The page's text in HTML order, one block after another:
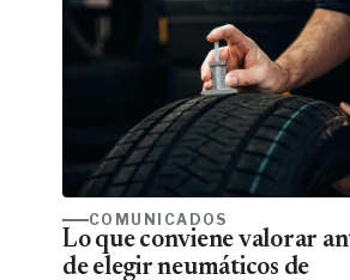
COMUNICADOS
Lo que conviene valorar
de elegir neumáticos de